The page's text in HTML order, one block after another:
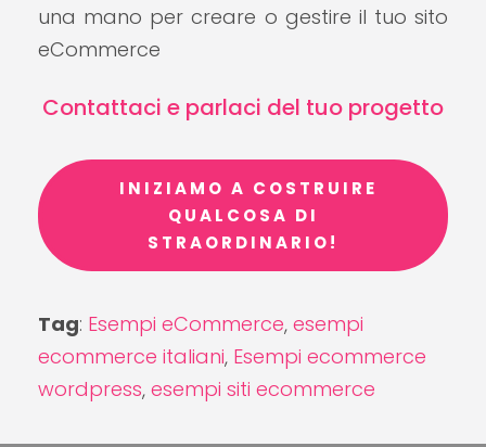
una mano per creare o gestire il tuo sito
eCommerce
Contattaci e parlaci del tuo progetto
INIZIAMO A COSTRUIRE
QUALCOSA DI
STRAORDINARIO!
Tag: Esempi eCommerce, esempi
ecommerce italiani, Esempi ecommerce
wordpress, esempi siti ecommerce